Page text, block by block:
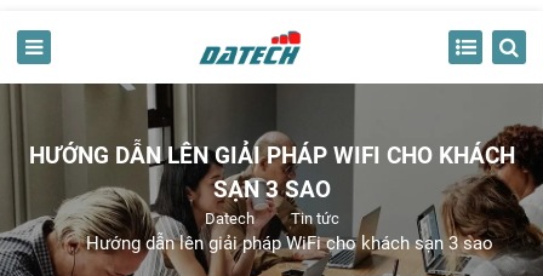
HƯỚNG DẪN LÊN GIẢI PHÁP WIFI CHO KHÁCH
SẠN 3 SAO
Datech Tin tức
Hướng dẫn lên giải pháp WiFi cho khách sạn 3 sao